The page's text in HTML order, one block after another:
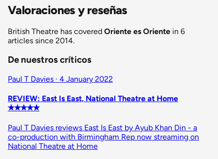
Valoraciones y reseñas
British Theatre has covered Oriente es Oriente in 6
articles since 2014.
De nuestros críticos
Paul T Davies · 4 January 2022
REVIEW: East Is East, National Theatre at Home
✭✭✭✭✭
Paul T Davies reviews East Is East by Ayub Khan Din - a
co-production with Birmingham Rep now streaming on
National Theatre at Home